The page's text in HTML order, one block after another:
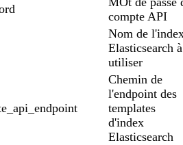
compte API
Nom de
Elasticsearch à
utiliser
Chemin de
l'endpoint des
templates
d'index
Elasticsearch